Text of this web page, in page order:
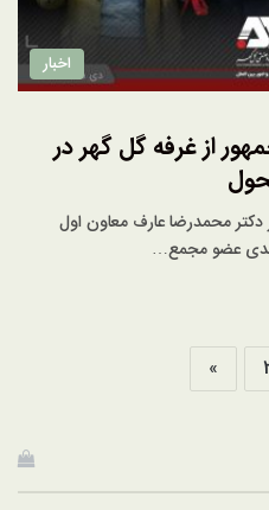
اخبار
از غرفه گل گهر در
دکتر محمدرضا عارف معاون اول
عضو مجمع…
»